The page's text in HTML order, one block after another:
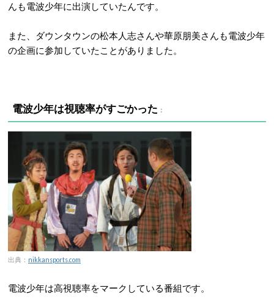
んも電波少年に出演していたんです。
また、ダウンタウンの松本人志さんや華原朋美さんも電波少年
の企画に参加していたことがありました。
電波少年は視聴率がすごかった ：
出典： nikkansports.com
電波少年は高視聴率をマークしている番組です。